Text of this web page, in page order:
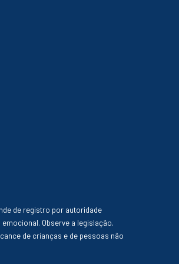
de registro por autoridade
Observe a legislação.
de crianças e de pessoas não